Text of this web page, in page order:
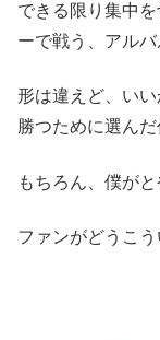
できる限り集中
ーで戦う、アルバ
形は違えど、い
勝つために選んだ
もちろん、僕が
ファンがどうこう